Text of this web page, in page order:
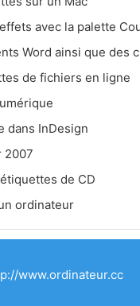
avec la palette
Word ainsi que des
de fichiers en ligne
dans InDesign
2007
de CD
ordinateur
www.ordinateur.cc